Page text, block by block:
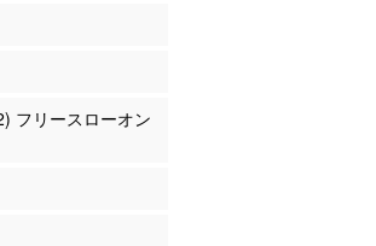
フリースローオン